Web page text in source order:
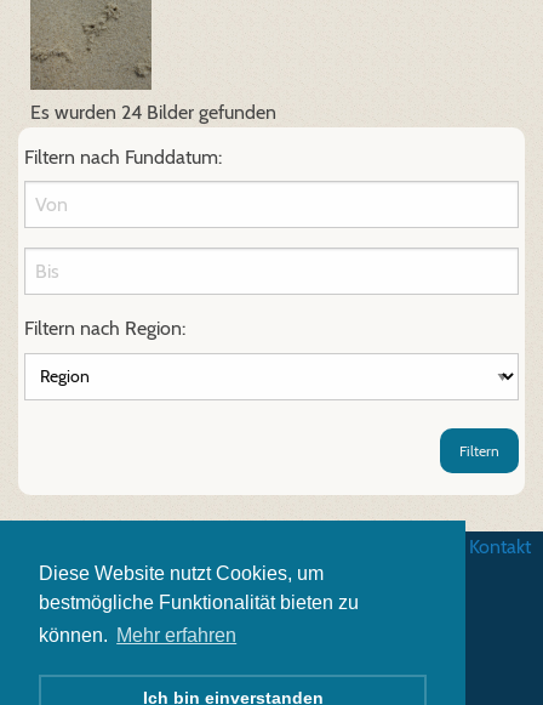
Diese Website nutzt Cookies, um
bestmögliche Funktionalität bieten zu
können. Mehr erfahren
Ich bin einverstanden
Es wurden 24 Bilder gefunden
Filtern nach Funddatum:
Filtern nach Region:
Filtern
Kontakt